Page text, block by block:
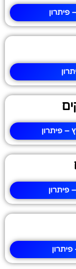
– פיתרון
פיתרון